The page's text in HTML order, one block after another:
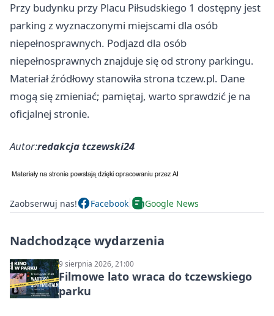
Przy budynku przy Placu Piłsudskiego 1 dostępny jest
parking z wyznaczonymi miejscami dla osób
niepełnosprawnych. Podjazd dla osób
niepełnosprawnych znajduje się od strony parkingu.
Materiał źródłowy stanowiła strona tczew.pl. Dane
mogą się zmieniać; pamiętaj, warto sprawdzić je na
oficjalnej stronie.
Autor:redakcja tczewski24
Zaobserwuj nas! Facebook Google News
Nadchodzące wydarzenia
9 sierpnia 2026, 21:00
Filmowe lato wraca do tczewskiego
parku